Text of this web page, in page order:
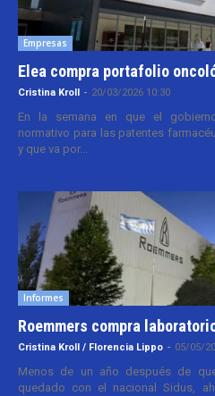
Empresas
Elea compra portafolio
Cristina Kroll - 20/03/2026 10:30
En la semana en que el
normativo para las patentes
y que va por...
Informes
Roemmers compra
Cristina Kroll / Florencia Lippo - 05/05/
Menos de un año después de
quedado con el nacional Sidus,